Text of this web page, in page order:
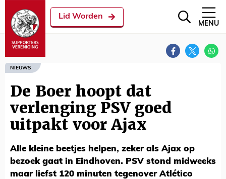
Lid Worden
MENU
NIEUWS
De Boer hoopt dat
verlenging PSV goed
uitpakt voor Ajax
Alle kleine beetjes helpen, zeker als Ajax op
bezoek gaat in Eindhoven. PSV stond midweeks
maar liefst 120 minuten tegenover Atlético